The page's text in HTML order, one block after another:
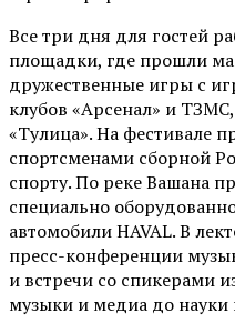
Все три дня для гостей
площадки, где прошли
дружественные игры с
клубов «Арсенал» и
«Тулица». На фестивале
спортсменами сборной
спорту. По реке Вашана
специально
автомобили HAVAL. В
пресс-конференции
и встречи со спикерами
музыки и медиа до науки